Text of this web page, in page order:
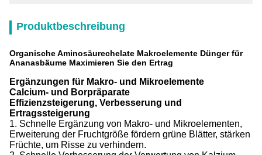
Produktbeschreibung
Organische Aminosäurechelate Makroelemente Dünger für
Ananasbäume Maximieren Sie den Ertrag
Ergänzungen für Makro- und Mikroelemente
Calcium- und Borpräparate
Effizienzsteigerung, Verbesserung und
Ertragssteigerung
1. Schnelle Ergänzung von Makro- und Mikroelementen,
Erweiterung der Fruchtgröße fördern grüne Blätter, stärken
Früchte, um Risse zu verhindern.